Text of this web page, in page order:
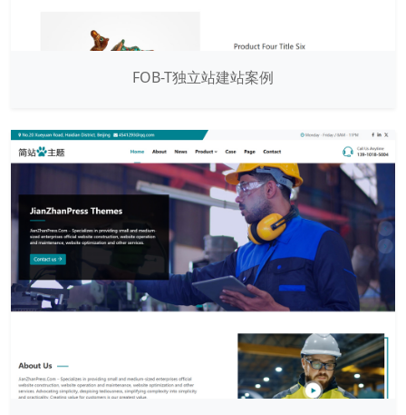
FOB-T独立站建站案例